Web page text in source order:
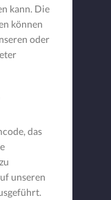
kann. Die
können
oder
das
unseren